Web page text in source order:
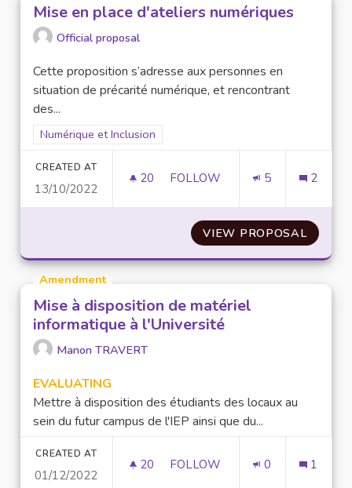
Mise en place d'ateliers numériques
Official proposal
Cette proposition s’adresse aux personnes en
situation de précarité numérique, et rencontrant
des...
Filter results for scope: Numérique et Inclusion
Numérique et Inclusion
CREATED AT
13/10/2022
20 20 FOLLOWERS
FOLLOW 5 2
VIEW PROPOSALMISE
Amendment
Mise à disposition de matériel
informatique à l'Université
Manon TRAVERT
EVALUATING
Mettre à disposition des étudiants des locaux au
sein du futur campus de l'IEP ainsi que du...
CREATED AT
01/12/2022
20 20 FOLLOWERS
FOLLOW 0 1